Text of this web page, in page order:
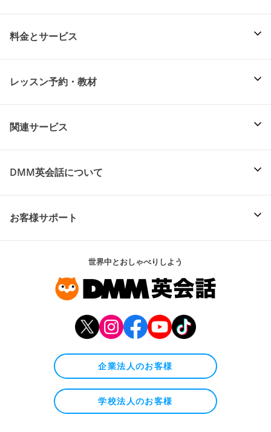
料金とサービス
レッスン予約・教材
関連サービス
DMM英会話について
お客様サポート
世界中とおしゃべりしよう
企業法人のお客様
学校法人のお客様